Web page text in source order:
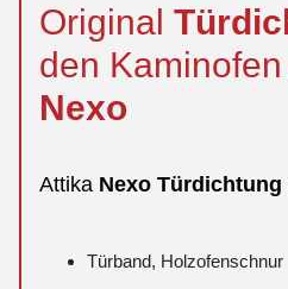
Original
den Kaminofen
Nexo
Attika Nexo Türdichtung
Türband, Holzofenschnur